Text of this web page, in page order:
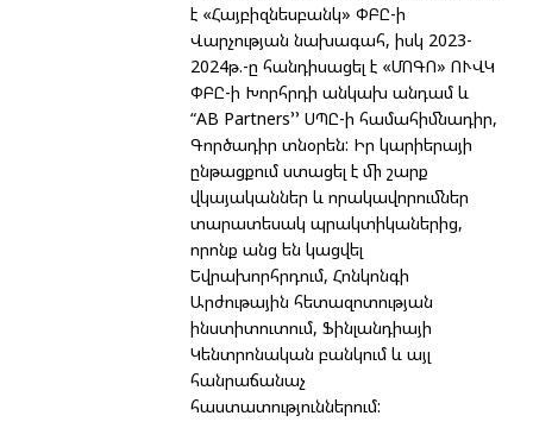
է «Հայբիզնեսբանկ» ՓԲԸ-ի
Վարչության նախագահ, իսկ 2023-
2024թ.-ը հանդիսացել է «ՄՈԳՈ» ՈՒՎԿ
ՓԲԸ-ի Խորհրդի անկախ անդամ և
“AB Partners’’ ՍՊԸ-ի համահիմնադիր,
Գործադիր տնօրեն: Իր կարիերայի
ընթացքում ստացել է մի շարք
վկայականներ և որակավորումներ
տարատեսակ պրակտիկաներից,
որոնք անց են կացվել
Եվրախորհրդում, Հոնկոնգի
Արժութային հետազոտության
ինստիտուտում, Ֆինլանդիայի
Կենտրոնական բանկում և այլ
հանրաճանաչ
հաստատություններում: